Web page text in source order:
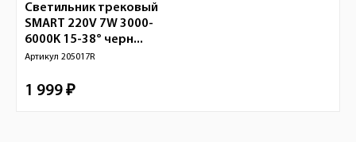
Светильник трековый
SMART 220V 7W 3000-
6000K 15-38° черн...
Артикул 205017R
1 999 ₽